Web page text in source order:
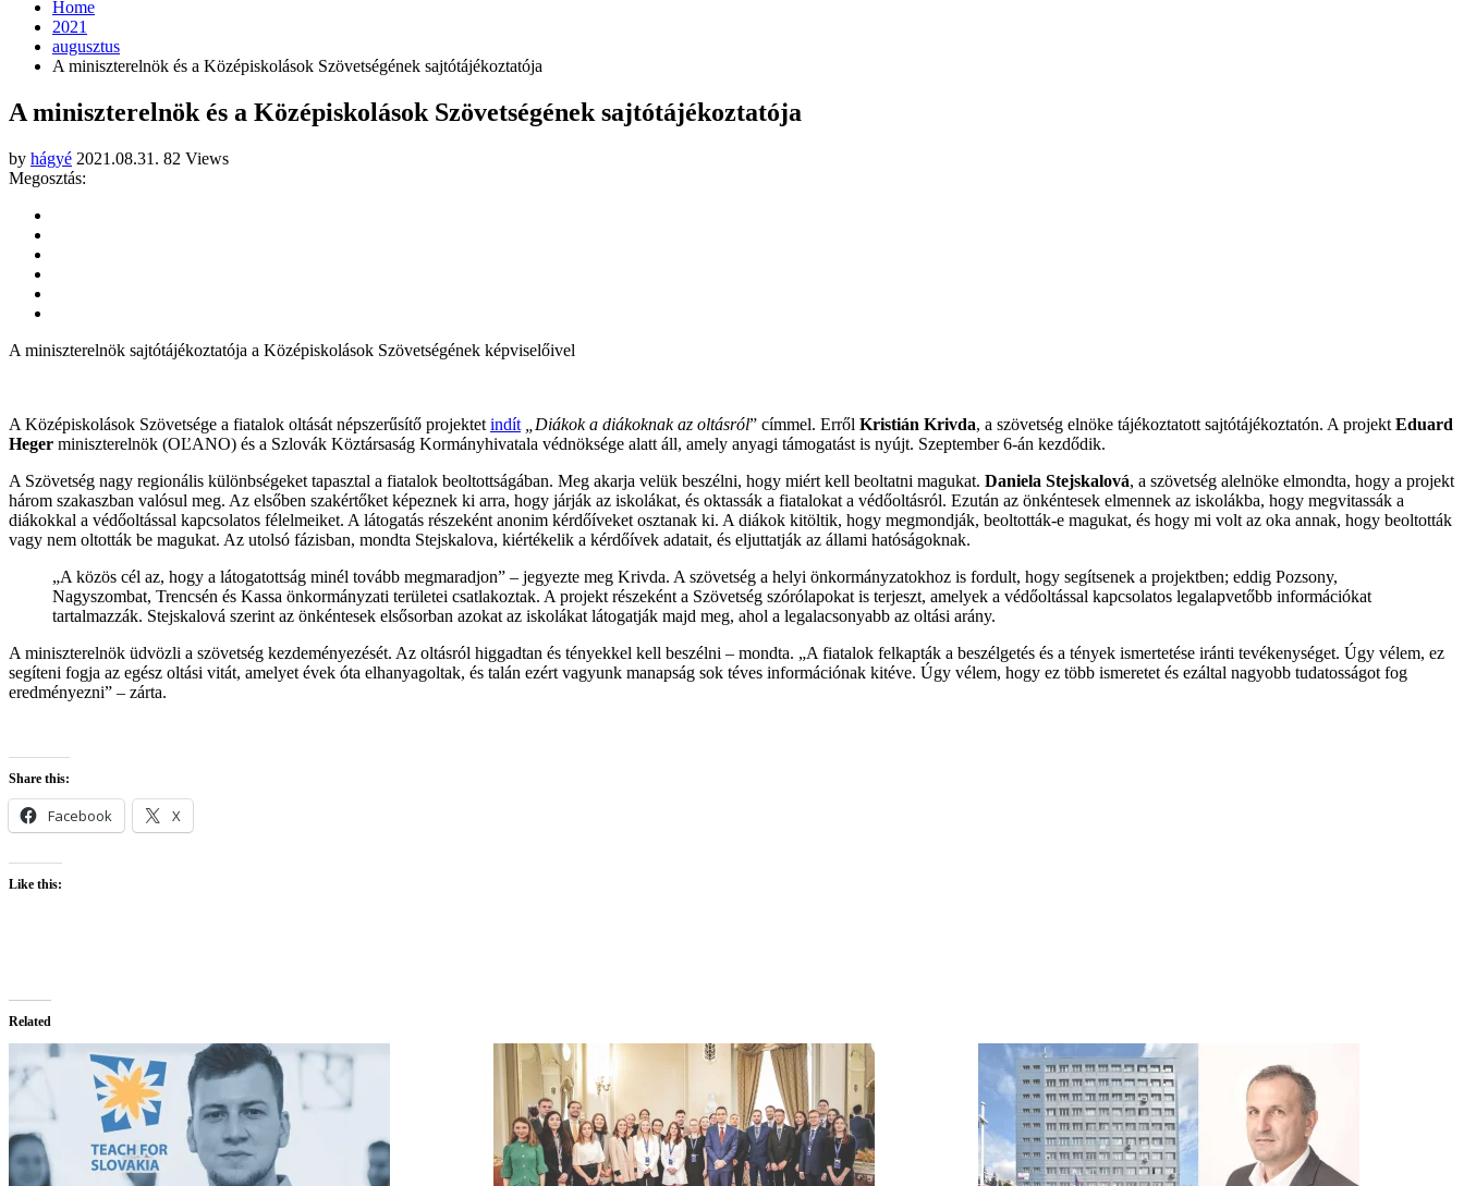
Home
2021
augusztus
A miniszterelnök és a Középiskolások Szövetségének sajtótájékoztatója
A miniszterelnök és a Középiskolások Szövetségének sajtótájékoztatója
by hágyé 2021.08.31. 82 Views
Megosztás:
A miniszterelnök sajtótájékoztatója a Középiskolások Szövetségének képviselőivel
A Középiskolások Szövetsége a fiatalok oltását népszerűsítő projektet indít „Diákok a diákoknak az oltásról” címmel. Erről Kristián Krivda, a szövetség elnöke tájékoztatott sajtótájékoztatón. A projekt Eduard
Heger miniszterelnök (OĽANO) és a Szlovák Köztársaság Kormányhivatala védnöksége alatt áll, amely anyagi támogatást is nyújt. Szeptember 6-án kezdődik.
A Szövetség nagy regionális különbségeket tapasztal a fiatalok beoltottságában. Meg akarja velük beszélni, hogy miért kell beoltatni magukat. Daniela Stejskalová, a szövetség alelnöke elmondta, hogy a projekt
három szakaszban valósul meg. Az elsőben szakértőket képeznek ki arra, hogy járják az iskolákat, és oktassák a fiatalokat a védőoltásról. Ezután az önkéntesek elmennek az iskolákba, hogy megvitassák a
diákokkal a védőoltással kapcsolatos félelmeiket. A látogatás részeként anonim kérdőíveket osztanak ki. A diákok kitöltik, hogy megmondják, beoltották-e magukat, és hogy mi volt az oka annak, hogy beoltották
vagy nem oltották be magukat. Az utolsó fázisban, mondta Stejskalova, kiértékelik a kérdőívek adatait, és eljuttatják az állami hatóságoknak.
„A közös cél az, hogy a látogatottság minél tovább megmaradjon” – jegyezte meg Krivda. A szövetség a helyi önkormányzatokhoz is fordult, hogy segítsenek a projektben; eddig Pozsony,
Nagyszombat, Trencsén és Kassa önkormányzati területei csatlakoztak. A projekt részeként a Szövetség szórólapokat is terjeszt, amelyek a védőoltással kapcsolatos legalapvetőbb információkat
tartalmazzák. Stejskalová szerint az önkéntesek elsősorban azokat az iskolákat látogatják majd meg, ahol a legalacsonyabb az oltási arány.
A miniszterelnök üdvözli a szövetség kezdeményezését. Az oltásról higgadtan és tényekkel kell beszélni – mondta. „A fiatalok felkapták a beszélgetés és a tények ismertetése iránti tevékenységet. Úgy vélem, ez
segíteni fogja az egész oltási vitát, amelyet évek óta elhanyagoltak, és talán ezért vagyunk manapság sok téves információnak kitéve. Úgy vélem, hogy ez több ismeretet és ezáltal nagyobb tudatosságot fog
eredményezni” – zárta.
Share this:
Facebook X
Like this:
Related